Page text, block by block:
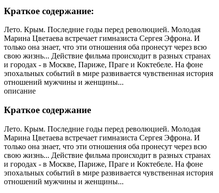
Краткое содержание:
Лето. Крым. Последние годы перед революцией. Молодая
Марина Цветаева встречает гимназиста Сергея Эфрона. И
только она знает, что эти отношения оба пронесут через всю
свою жизнь... Действие фильма происходит в разных странах
и городах - в Москве, Париже, Праге и Коктебеле. На фоне
эпохальных событий в мире развивается чувственная история
отношений мужчины и женщины...
описание
Краткое содержание
Лето. Крым. Последние годы перед революцией. Молодая
Марина Цветаева встречает гимназиста Сергея Эфрона. И
только она знает, что эти отношения оба пронесут через всю
свою жизнь... Действие фильма происходит в разных странах
и городах - в Москве, Париже, Праге и Коктебеле. На фоне
эпохальных событий в мире развивается чувственная история
отношений мужчины и женщины...